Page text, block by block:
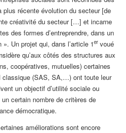
plus récente évolution du secteur [de
créativité du secteur […] et incarne
des formes d’entreprendre, dans un
Un projet qui, dans l’article 1er voué
qu’aux côtés des structures aux
coopératives, mutuelles) certaines
classique (SAS, SA,…) ont toute leur
un objectif d’utilité sociale ou
certain nombre de critères de
démocratique.
améliorations sont encore